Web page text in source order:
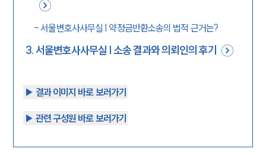
-서울변호사사무실 | 약정금반환소송의 법적 근거는?
3.서울변호사사무실 | 소송 결과와 의뢰인의 후기
▶︎ 결과 이미지 바로 보러가기
▶︎ 관련 구성원 바로 보러가기